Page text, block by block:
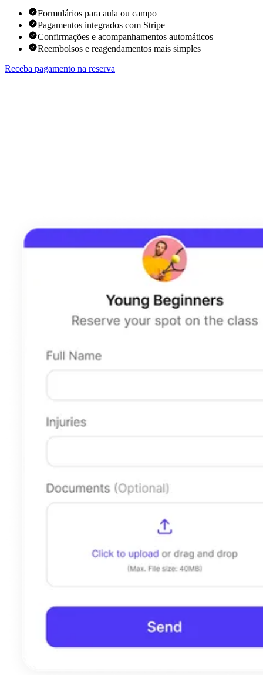
Formulários para aula ou campo
Pagamentos integrados com Stripe
Confirmações e acompanhamentos automáticos
Reembolsos e reagendamentos mais simples
Receba pagamento na reserva